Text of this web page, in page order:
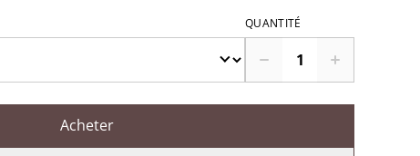
QUANTITÉ
Acheter